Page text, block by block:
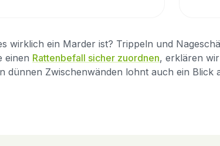
wirklich ein Marder ist? Trippeln und
einen Rattenbefall sicher zuordnen, erklären
dünnen Zwischenwänden lohnt auch ein Blick